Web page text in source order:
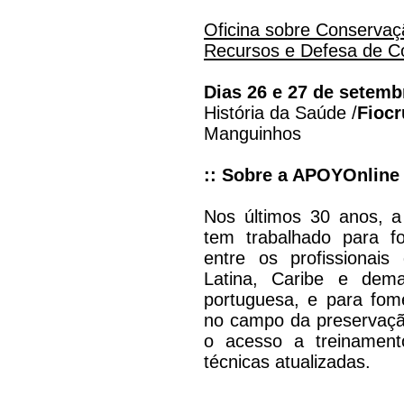
Oficina sobre
Recursos e Defesa de
Dias 26 e 27 de
História da Saúde /
Manguinhos
:: Sobre a APOYOnline
Nos últimos 30 anos,
tem trabalhado para
entre os profissionais
Latina, Caribe e
portuguesa, e para
no campo da
o acesso a
técnicas atualizadas.